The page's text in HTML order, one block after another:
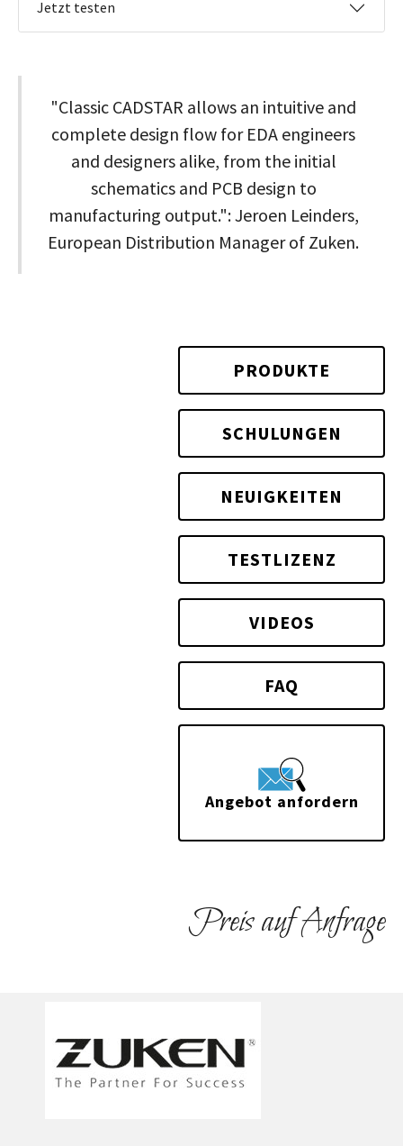
Jetzt testen
"Classic CADSTAR allows an intuitive and
complete design flow for EDA engineers
and designers alike, from the initial
schematics and PCB design to
manufacturing output.": Jeroen Leinders,
European Distribution Manager of Zuken.
PRODUKTE
SCHULUNGEN
NEUIGKEITEN
TESTLIZENZ
VIDEOS
FAQ
Angebot anfordern
Preis auf Anfrage